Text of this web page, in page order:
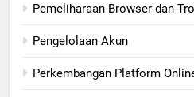
Pemeliharaan Browser dan
Pengelolaan Akun
Perkembangan Platform